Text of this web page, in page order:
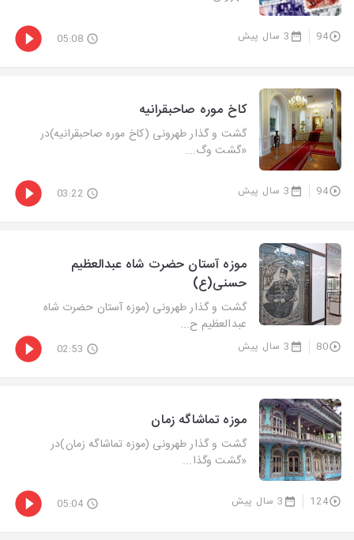
94 3 سال پیش 05:08
كاخ موره صاحبقرانیه
گشت و گذار طهرونی (كاخ موره صاحبقرانیه)در
«گشت‌ وگ...
94 3 سال پیش 03:22
موزه آستان حضرت شاه عبدالعظیم
حسنی(ع)
گشت و گذار طهرونی (موزه آستان حضرت شاه
عبدالعظیم ح...
80 3 سال پیش 02:53
موزه تماشاگه زمان
گشت و گذار طهرونی (موزه تماشاگه زمان)در
«گشت‌ وگذا...
124 3 سال پیش 05:04